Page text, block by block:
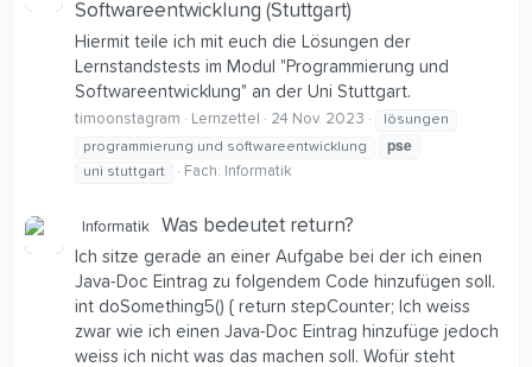
Softwareentwicklung (Stuttgart)
Hiermit teile ich mit euch die Lösungen der
Lernstandstests im Modul "Programmierung und
Softwareentwicklung" an der Uni Stuttgart.
timoonstagram Lernzettel 24 Nov. 2023
lösungen
programmierung und softwareentwicklung
pse
uni stuttgart Fach: Informatik
Informatik Was bedeutet return?
Ich sitze gerade an einer Aufgabe bei der ich einen
Java-Doc Eintrag zu folgendem Code hinzufügen soll.
int doSomething5() { return stepCounter; Ich weiss
zwar wie ich einen Java-Doc Eintrag hinzufüge jedoch
weiss ich nicht was das machen soll. Wofür steht